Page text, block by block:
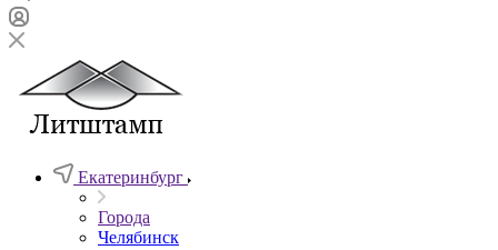
Екатеринбург
Города
Челябинск